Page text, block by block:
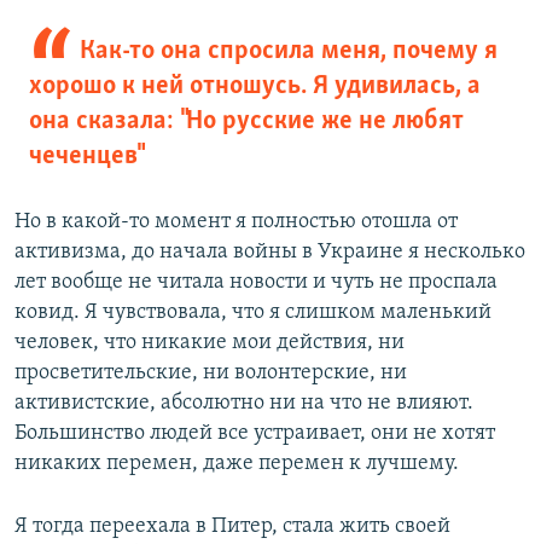
Как-то она спросила меня, почему я
хорошо к ней отношусь. Я удивилась, а
она сказала: "Но русские же не любят
чеченцев"
Но в какой-то момент я полностью отошла от
активизма, до начала войны в Украине я несколько
лет вообще не читала новости и чуть не проспала
ковид. Я чувствовала, что я слишком маленький
человек, что никакие мои действия, ни
просветительские, ни волонтерские, ни
активистские, абсолютно ни на что не влияют.
Большинство людей все устраивает, они не хотят
никаких перемен, даже перемен к лучшему.
Я тогда переехала в Питер, стала жить своей